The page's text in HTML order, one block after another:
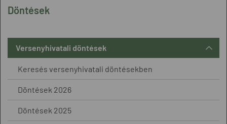
Döntések
Versenyhivatali döntések
Keresés versenyhivatali döntésekben
Döntések 2026
Döntések 2025